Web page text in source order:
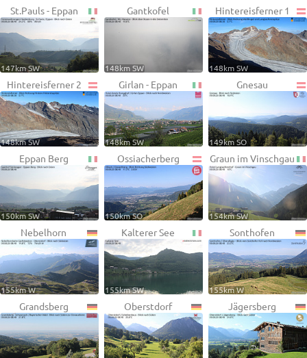
St.Pauls - Eppan
147km SW
Gantkofel
148km SW
Hintereisferner 1
148km SW
Hintereisferner 2
148km SW
Girlan - Eppan
148km SW
Gnesau
149km SO
Eppan Berg
150km SW
Ossiacherberg
150km SO
Graun im Vinschgau
154km SW
Nebelhorn
155km W
Kalterer See
155km SW
Sonthofen
155km W
Grandsberg Oberstdorf Jägersberg